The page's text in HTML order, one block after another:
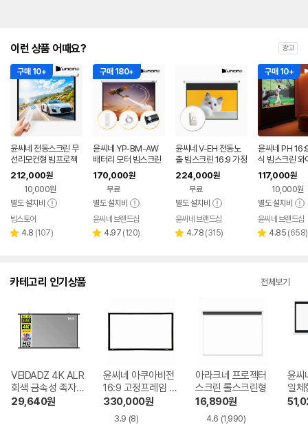
이런 상품 어때요? 광고
구매 10+
윤씨네 전동스크린 무
선리모컨형 빔프로젝
터 빔스크린 노출형 2
90cm(120인치), 1개
212,000원
10,000원
별도 설치비
페이
빔스토어
별 4.8 리
(107)
구매 180+
윤씨네 YP-BM-AW
배터리 모터 빔스크린
(리모컨 포함) 업무용
가정용 홈시네마 충전
170,000원
무료
별도 설치비
윤씨네 브랜드샵
별 4.97 리
(120)
윤씨네 V-EH 전동노
출 빔스크린 16:9 가정
용 홈시네마 203.2c
m(80인치), 1개
224,000원
무료
별도 설치비
윤씨네 브랜드샵
별 4.78 리
(315)
구매 10+
윤씨네 PH
식 빔스크린 와
터블 가정용 무
크린
치), 1개
117,000원
10,000원
별도 설치비
윤씨네 브랜드샵
별 4.85 리
(658)
카테고리 인기상품 전체보기
VEIDADZ 4K ALR
회색 금속성 족자형
빔프로젝터 스크린
29,640원
윤씨네 아쿠아비전
16:9 고정프레임 스
크린 SA-FH 시리
즈 시네비젼원단
330,000원
3.9 (8)
아라크네 프로젝터
스크린 롤스크린형
16,890원
4.6 (1,990)
윤씨
일체
-SH